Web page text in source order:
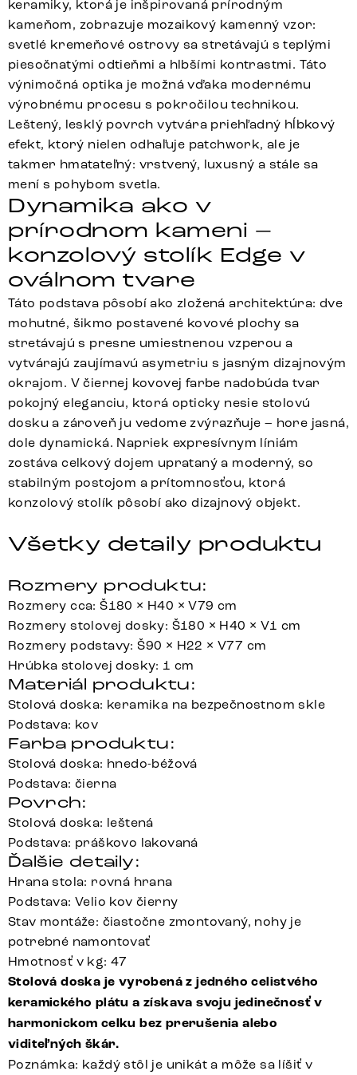
keramiky, ktorá je inšpirovaná prírodným
kameňom, zobrazuje mozaikový kamenný vzor:
svetlé kremeňové ostrovy sa stretávajú s teplými
piesočnatými odtieňmi a hlbšími kontrastmi. Táto
výnimočná optika je možná vďaka modernému
výrobnému procesu s pokročilou technikou.
Leštený, lesklý povrch vytvára priehľadný hĺbkový
efekt, ktorý nielen odhaľuje patchwork, ale je
takmer hmatateľný: vrstvený, luxusný a stále sa
mení s pohybom svetla.
Dynamika ako v
prírodnom kameni –
konzolový stolík Edge v
oválnom tvare
Táto podstava pôsobí ako zložená architektúra: dve
mohutné, šikmo postavené kovové plochy sa
stretávajú s presne umiestnenou vzperou a
vytvárajú zaujímavú asymetriu s jasným dizajnovým
okrajom. V čiernej kovovej farbe nadobúda tvar
pokojný eleganciu, ktorá opticky nesie stolovú
dosku a zároveň ju vedome zvýrazňuje – hore jasná,
dole dynamická. Napriek expresívnym líniám
zostáva celkový dojem uprataný a moderný, so
stabilným postojom a prítomnosťou, ktorá
konzolový stolík pôsobí ako dizajnový objekt.
Všetky detaily produktu
Rozmery produktu:
Rozmery cca: Š180 × H40 × V79 cm
Rozmery stolovej dosky: Š180 × H40 × V1 cm
Rozmery podstavy: Š90 × H22 × V77 cm
Hrúbka stolovej dosky: 1 cm
Materiál produktu:
Stolová doska: keramika na bezpečnostnom skle
Podstava: kov
Farba produktu:
Stolová doska: hnedo-béžová
Podstava: čierna
Povrch:
Stolová doska: leštená
Podstava: práškovo lakovaná
Ďalšie detaily:
Hrana stola: rovná hrana
Podstava: Velio kov čierny
Stav montáže: čiastočne zmontovaný, nohy je
potrebné namontovať
Hmotnosť v kg: 47
Stolová doska je vyrobená z jedného celistvého
keramického plátu a získava svoju jedinečnosť v
harmonickom celku bez prerušenia alebo
viditeľných škár.
Poznámka: každý stôl je unikát a môže sa líšiť v